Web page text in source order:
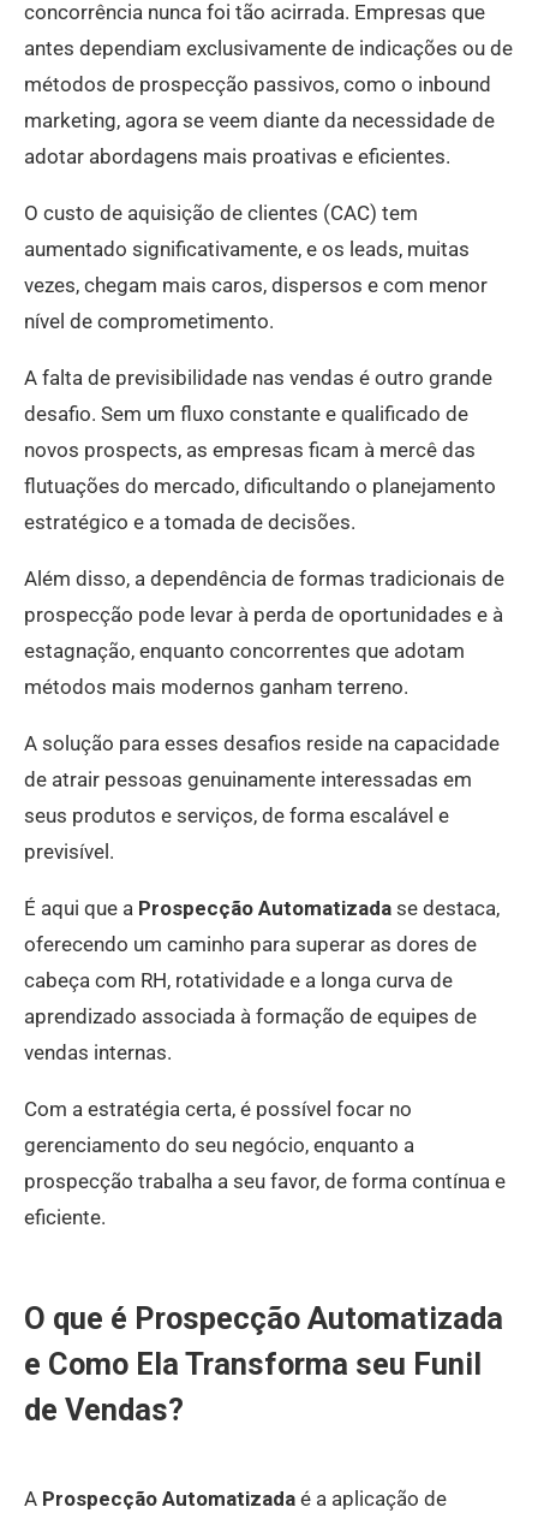
concorrência nunca foi tão acirrada. Empresas que
antes dependiam exclusivamente de indicações ou de
métodos de prospecção passivos, como o inbound
marketing, agora se veem diante da necessidade de
adotar abordagens mais proativas e eficientes.
O custo de aquisição de clientes (CAC) tem
aumentado significativamente, e os leads, muitas
vezes, chegam mais caros, dispersos e com menor
nível de comprometimento.
A falta de previsibilidade nas vendas é outro grande
desafio. Sem um fluxo constante e qualificado de
novos prospects, as empresas ficam à mercê das
flutuações do mercado, dificultando o planejamento
estratégico e a tomada de decisões.
Além disso, a dependência de formas tradicionais de
prospecção pode levar à perda de oportunidades e à
estagnação, enquanto concorrentes que adotam
métodos mais modernos ganham terreno.
A solução para esses desafios reside na capacidade
de atrair pessoas genuinamente interessadas em
seus produtos e serviços, de forma escalável e
previsível.
É aqui que a Prospecção Automatizada se destaca,
oferecendo um caminho para superar as dores de
cabeça com RH, rotatividade e a longa curva de
aprendizado associada à formação de equipes de
vendas internas.
Com a estratégia certa, é possível focar no
gerenciamento do seu negócio, enquanto a
prospecção trabalha a seu favor, de forma contínua e
eficiente.
O que é Prospecção Automatizada
e Como Ela Transforma seu Funil
de Vendas?
A Prospecção Automatizada é a aplicação de